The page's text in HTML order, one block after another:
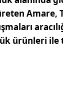
Amare,
ürünleri ile